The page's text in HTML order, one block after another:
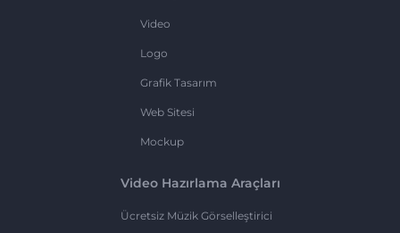
Video
Logo
Grafik Tasarım
Web Sitesi
Mockup
Video Hazırlama Araçları
Ücretsiz Müzik Görselleştirici